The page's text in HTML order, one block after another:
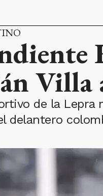
Villa
de la Lepra
delantero